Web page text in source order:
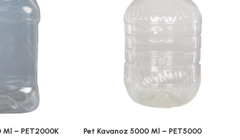
Ml – PET2000K Pet Kavanoz 5000 Ml – PET5000